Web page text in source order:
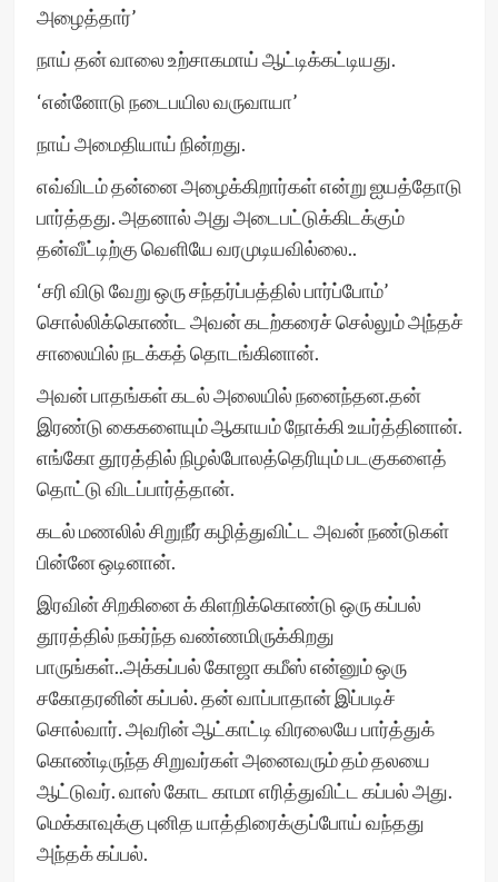
அழைத்தார்’
நாய் தன் வாலை உற்சாகமாய் ஆட்டிக்கட்டியது.
‘என்னோடு நடைபயில வருவாயா’
நாய் அமைதியாய் நின்றது.
எவ்விடம் தன்னை அழைக்கிறார்கள் என்று ஐயத்தோடு
பார்த்தது. அதனால் அது அடைபட்டுக்கிடக்கும்
தன்வீட்டிற்கு வெளியே வரமுடியவில்லை..
‘சரி விடு வேறு ஒரு சந்தர்ப்பத்தில் பார்ப்போம்’
சொல்லிக்கொண்ட அவன் கடற்கரைச் செல்லும் அந்தச்
சாலையில் நடக்கத் தொடங்கினான்.
அவன் பாதங்கள் கடல் அலையில் நனைந்தன.தன்
இரண்டு கைகளையும் ஆகாயம் நோக்கி உயர்த்தினான்.
எங்கோ தூரத்தில் நிழல்போலத்தெரியும் படகுகளைத்
தொட்டு விடப்பார்த்தான்.
கடல் மணலில் சிறுநீர் கழித்துவிட்ட அவன் நண்டுகள்
பின்னே ஒடினான்.
இரவின் சிறகினை க் கிளறிக்கொண்டு ஒரு கப்பல்
தூரத்தில் நகர்ந்த வண்ணமிருக்கிறது
பாருங்கள்..அக்கப்பல் கோஜா கமீஸ் என்னும் ஒரு
சகோதரனின் கப்பல். தன் வாப்பாதான் இப்படிச்
சொல்வார். அவரின் ஆட்காட்டி விரலையே பார்த்துக்
கொண்டிருந்த சிறுவர்கள் அனைவரும் தம் தலயை
ஆட்டுவர். வாஸ் கோட காமா எரித்துவிட்ட கப்பல் அது.
மெக்காவுக்கு புனித யாத்திரைக்குப்போய் வந்தது
அந்தக் கப்பல்.